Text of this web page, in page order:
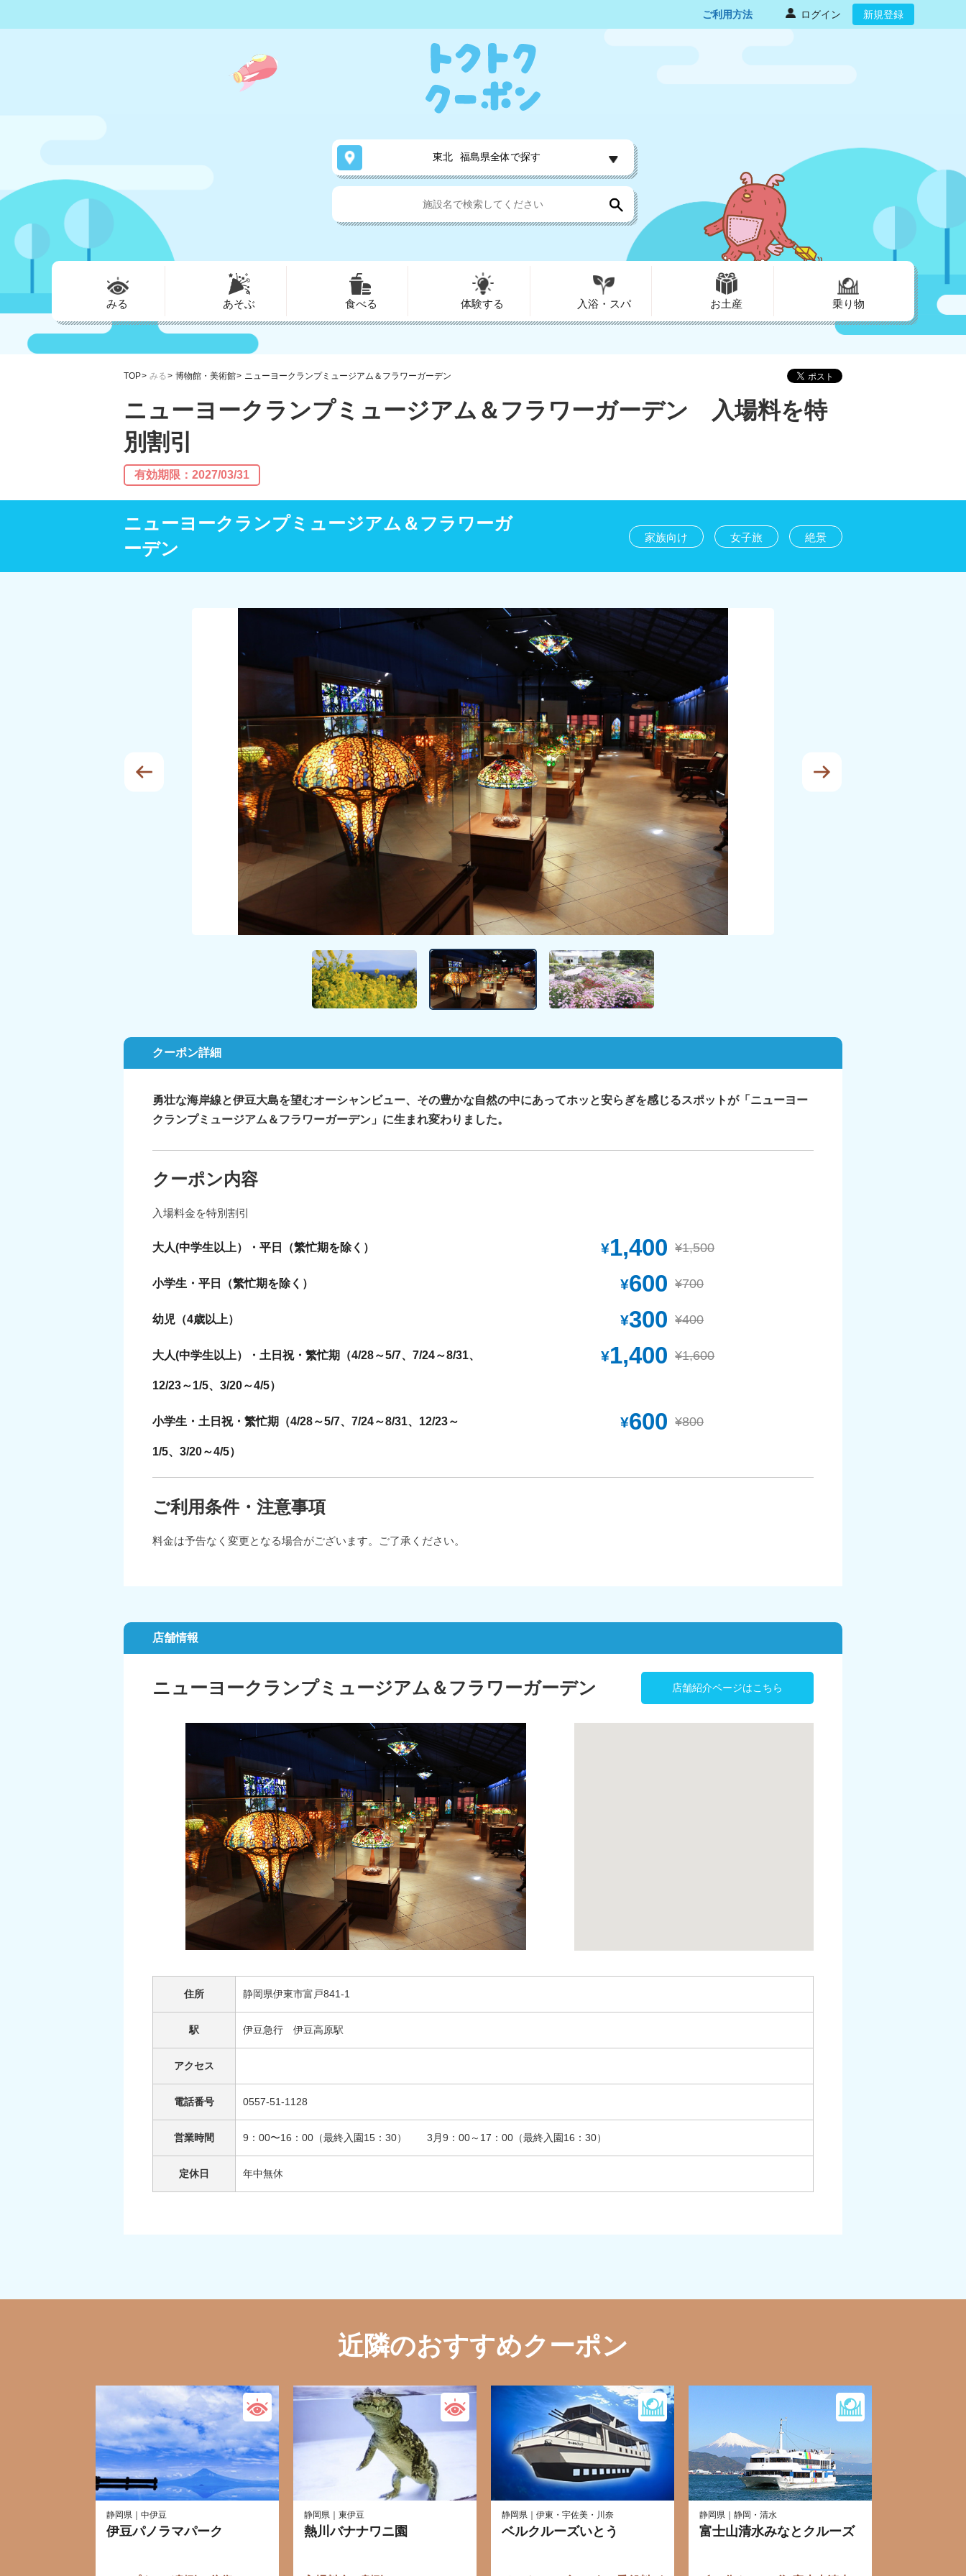
ご利用方法 ログイン 新規登録
東北 福島県全体で探す
みる あそぶ 食べる 体験する 入浴・スパ お土産 乗り物
TOP みる 博物館・美術館 ニューヨークランプミュージアム＆フラワーガーデン
ニューヨークランプミュージアム＆フラワーガーデン 入場料を特
別割引
有効期限：2027/03/31
ニューヨークランプミュージアム＆フラワーガ
ーデン
家族向け 女子旅 絶景
クーポン詳細
勇壮な海岸線と伊豆大島を望むオーシャンビュー、その豊かな自然の中にあってホッと安らぎを感じるスポットが「ニューヨー
クランプミュージアム＆フラワーガーデン」に生まれ変わりました。
クーポン内容
入場料金を特別割引
大人(中学生以上）・平日（繁忙期を除く） ¥1,400 ¥1,500
小学生・平日（繁忙期を除く） ¥600 ¥700
幼児（4歳以上） ¥300 ¥400
大人(中学生以上）・土日祝・繁忙期（4/28～5/7、7/24～8/31、
12/23～1/5、3/20～4/5）
¥1,400 ¥1,600
小学生・土日祝・繁忙期（4/28～5/7、7/24～8/31、12/23～
1/5、3/20～4/5）
¥600 ¥800
ご利用条件・注意事項
料金は予告なく変更となる場合がございます。ご了承ください。
店舗情報
ニューヨークランプミュージアム＆フラワーガーデン 店舗紹介ページはこちら
住所 静岡県伊東市富戸841-1
駅 伊豆急行 伊豆高原駅
アクセス
電話番号 0557‐51‐1128
営業時間 9：00〜16：00（最終入園15：30） 3月9：00～17：00（最終入園16：30）
定休日 年中無休
近隣のおすすめクーポン
静岡県｜中伊豆
伊豆パノラマパーク
静岡県｜東伊豆
熱川バナナワニ園
静岡県｜伊東・宇佐美・川奈
ベルクルーズいとう
静岡県｜静岡・清水
富士山清水みなとクルーズ